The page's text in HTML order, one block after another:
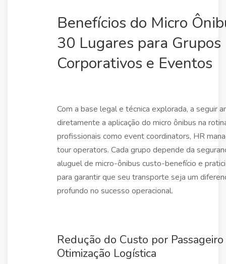
Benefícios do Micro
30 Lugares para Grupos
Corporativos e Eventos
Com a base legal e técnica explorada, a seguir
diretamente a aplicação do micro ônibus na
profissionais como event coordinators, HR
tour operators. Cada grupo depende da
aluguel de micro-ônibus custo-benefício e
para garantir que seu transporte seja um
profundo no sucesso operacional.
Redução do Custo por
Otimização Logística